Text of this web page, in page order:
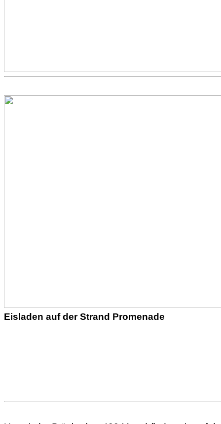
Eisladen auf der Strand Promenade